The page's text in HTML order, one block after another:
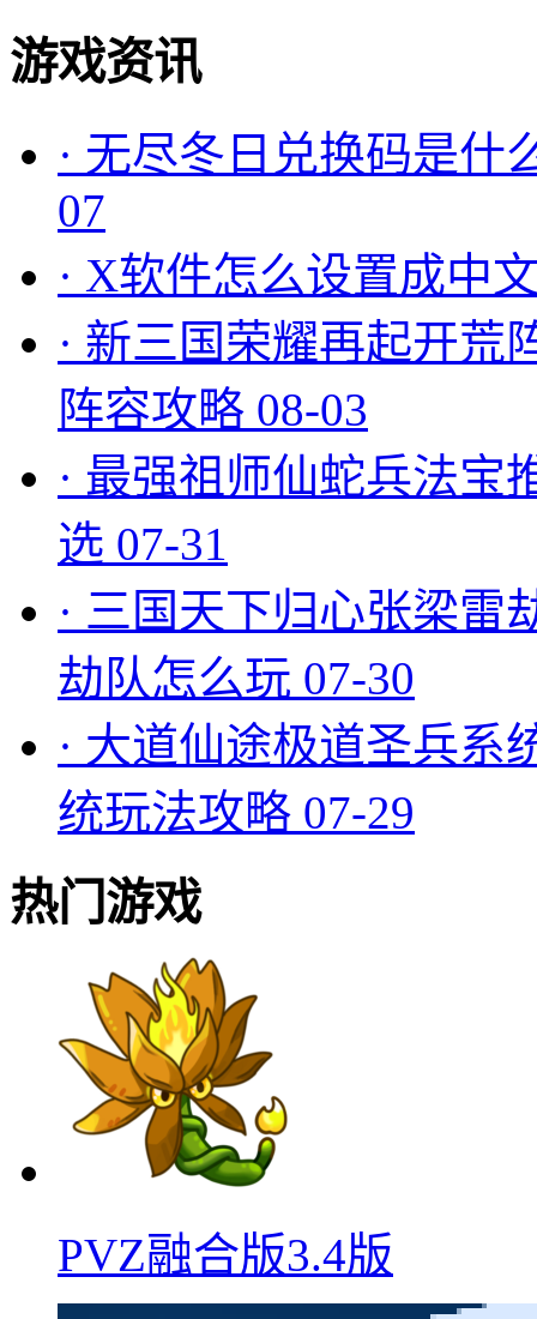
游戏资讯
· 无尽冬日兑换码是什
07
· X软件怎么设置成中
· 新三国荣耀再起开荒
阵容攻略 08-03
· 最强祖师仙蛇兵法宝
选 07-31
· 三国天下归心张梁雷
劫队怎么玩 07-30
· 大道仙途极道圣兵系
统玩法攻略 07-29
热门游戏
PVZ融合版3.4版